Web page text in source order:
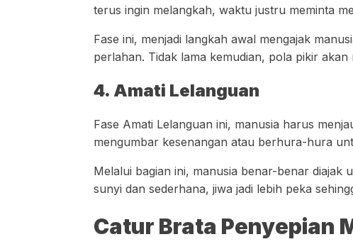
terus ingin melangkah, waktu justru meminta
Fase ini, menjadi langkah awal mengajak
perlahan. Tidak lama kemudian, pola pikir
4. Amati Lelanguan
Fase Amati Lelanguan ini, manusia harus
mengumbar kesenangan atau berhura-hura
Melalui bagian ini, manusia benar-benar diajak
sunyi dan sederhana, jiwa jadi lebih peka
Catur Brata Penyepian